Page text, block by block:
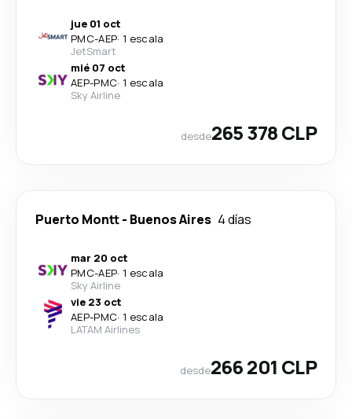
jue 01 oct
PMC-AEP· 1 escala
JetSmart
mié 07 oct
AEP-PMC· 1 escala
Sky Airline
desde265 378 CLP
Puerto Montt- Buenos Aires 4 días
mar 20 oct
PMC-AEP· 1 escala
Sky Airline
vie 23 oct
AEP-PMC· 1 escala
LATAM Airlines
desde266 201 CLP